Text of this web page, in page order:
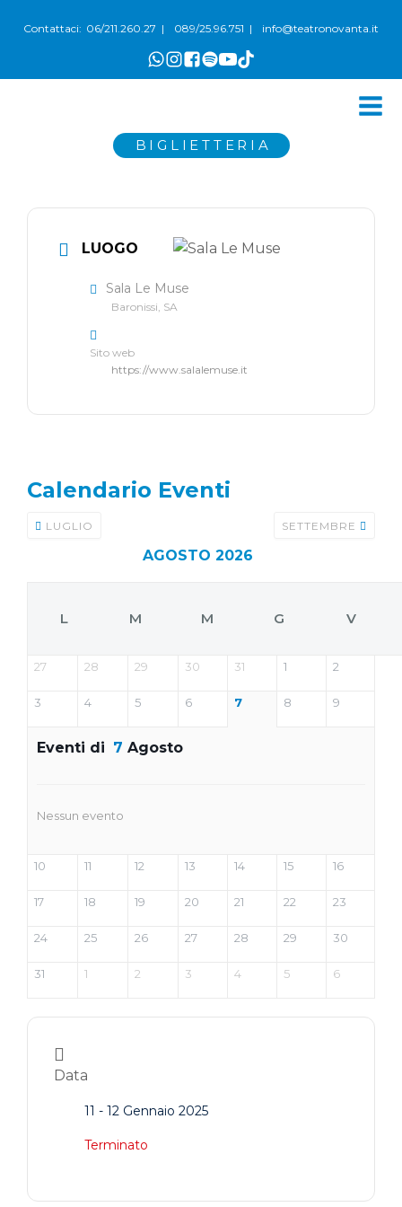
Contattaci: 06/211.260.27 | 089/25.96.751 | info@teatronovanta.it
BIGLIETTERIA
LUOGO
Sala Le Muse
Baronissi, SA
Sito web
https://www.salalemuse.it
Calendario Eventi
LUGLIO
AGOSTO 2026
SETTEMBRE
L M M G V
27 28 29 30 31 1 2
3 4 5 6 7 8 9
Eventi di 7 Agosto
Nessun evento
10 11 12 13 14 15 16
17 18 19 20 21 22 23
24 25 26 27 28 29 30
31 1 2 3 4 5 6
Data
11 - 12 Gennaio 2025
Terminato